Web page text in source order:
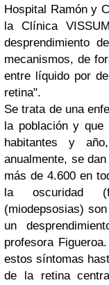
Hospital Ramón y
la Clínica
desprendimiento
mecanismos, de
entre líquido por
retina".
Se trata de una
la población y que
habitantes y
anualmente, se
más de 4.600 en
la oscuridad
(miodepsosias)
un
profesora
estos síntomas
de la retina